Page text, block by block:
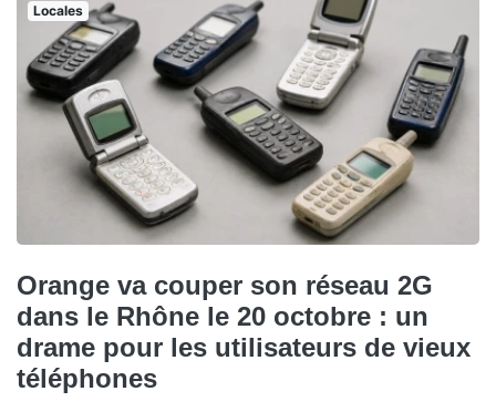
Locales
Orange va couper son réseau 2G
dans le Rhône le 20 octobre : un
drame pour les utilisateurs de vieux
téléphones